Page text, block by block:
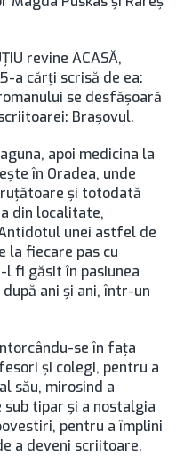
revine ACASĂ,
a cărți scrisă de ea:
se desfășoară
Brașovul.
apoi medicina la
în Oradea, unde
și totodată
din localitate,
unei astfel de
la fiecare pas cu
l fi găsit în pasiunea
ani și ani, într-un
se în fața
și colegi, pentru a
său, mirosind a
tipar și a nostalgia
pentru a împlini
a deveni scriitoare.